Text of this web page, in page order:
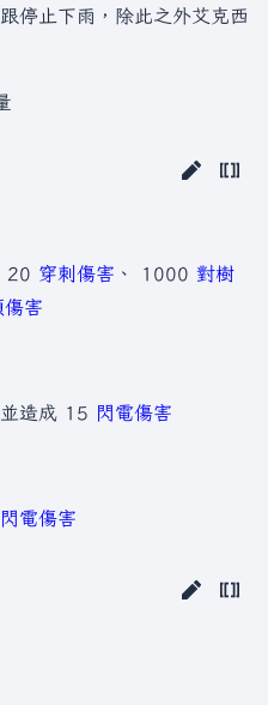
停止下雨，除此之外艾克西
20 穿刺傷害 、 1000 對樹
害
造成 15 閃電傷害
閃電傷害